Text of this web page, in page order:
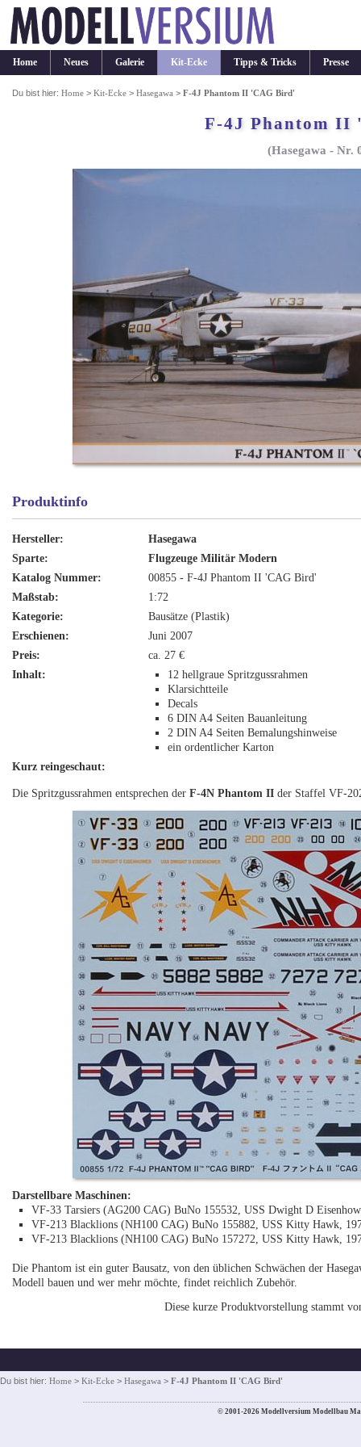
Home Neues Galerie Kit-Ecke Tipps & Tricks Presse
Du bist hier:Home >Kit-Ecke >Hasegawa >F-4J Phantom II 'CAG Bird'
F-4J Phantom II
(Hasegawa - Nr.
Produktinfo
Hersteller:
Hasegawa
Sparte:
Flugzeuge Militär Modern
Katalog Nummer:
00855 - F-4J Phantom II 'CAG Bird'
Maßstab:
1:72
Kategorie:
Bausätze (Plastik)
Erschienen:
Juni 2007
Preis:
ca. 27 €
Inhalt:
12 hellgraue Spritzgussrahmen
Klarsichtteile
Decals
6 DIN A4 Seiten Bauanleitung
2 DIN A4 Seiten Bemalungshinweise
ein ordentlicher Karton
Kurz reingeschaut:
Die Spritzgussrahmen entsprechen derF-4N Phantom II der Staffel VF-
Darstellbare Maschinen:
VF-33 Tarsiers (AG200 CAG) BuNo 155532, USS Dwight D
VF-213 Blacklions (NH100 CAG) BuNo 155882, USS Kitty Hawk,
VF-213 Blacklions (NH100 CAG) BuNo 157272, USS Kitty Hawk,
Die Phantom ist ein guter Bausatz, von den üblichen Schwächen der
Modell bauen und wer mehr möchte, findet reichlich Zubehör.
Diese kurze Produktvorstellung stammt
Du bist hier: Home > Kit-Ecke > Hasegawa > F-4J Phantom II 'CAG Bird'
© 2001-2026 Modellversium Modellbau